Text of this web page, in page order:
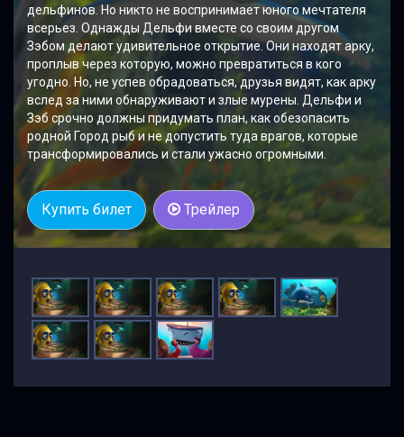
дельфинов. Но никто не воспринимает юного мечтателя
всерьез. Однажды Дельфи вместе со своим другом
Зэбом делают удивительное открытие. Они находят арку,
проплыв через которую, можно превратиться в кого
угодно. Но, не успев обрадоваться, друзья видят, как арку
вслед за ними обнаруживают и злые мурены. Дельфи и
Зэб срочно должны придумать план, как обезопасить
родной Город рыб и не допустить туда врагов, которые
трансформировались и стали ужасно огромными.
Купить билет Трейлер